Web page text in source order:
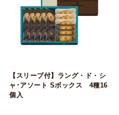
【スリーブ付】ラング・ド・シ
ャ･アソート Sボックス 4種16
個入